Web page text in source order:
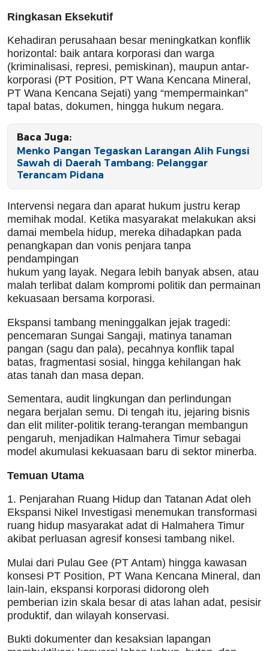
Ringkasan Eksekutif
Kehadiran perusahaan besar meningkatkan konflik
horizontal: baik antara korporasi dan warga
(kriminalisasi, represi, pemiskinan), maupun antar-
korporasi (PT Position, PT Wana Kencana Mineral,
PT Wana Kencana Sejati) yang “mempermainkan”
tapal batas, dokumen, hingga hukum negara.
Baca Juga:
Menko Pangan Tegaskan Larangan Alih Fungsi
Sawah di Daerah Tambang: Pelanggar
Terancam Pidana
Intervensi negara dan aparat hukum justru kerap
memihak modal. Ketika masyarakat melakukan aksi
damai membela hidup, mereka dihadapkan pada
penangkapan dan vonis penjara tanpa
pendampingan
hukum yang layak. Negara lebih banyak absen, atau
malah terlibat dalam kompromi politik dan permainan
kekuasaan bersama korporasi.
Ekspansi tambang meninggalkan jejak tragedi:
pencemaran Sungai Sangaji, matinya tanaman
pangan (sagu dan pala), pecahnya konflik tapal
batas, fragmentasi sosial, hingga kehilangan hak
atas tanah dan masa depan.
Sementara, audit lingkungan dan perlindungan
negara berjalan semu. Di tengah itu, jejaring bisnis
dan elit militer-politik terang-terangan membangun
pengaruh, menjadikan Halmahera Timur sebagai
model akumulasi kekuasaan baru di sektor minerba.
Temuan Utama
1. Penjarahan Ruang Hidup dan Tatanan Adat oleh
Ekspansi Nikel Investigasi menemukan transformasi
ruang hidup masyarakat adat di Halmahera Timur
akibat perluasan agresif konsesi tambang nikel.
Mulai dari Pulau Gee (PT Antam) hingga kawasan
konsesi PT Position, PT Wana Kencana Mineral, dan
lain-lain, ekspansi korporasi didorong oleh
pemberian izin skala besar di atas lahan adat, pesisir
produktif, dan wilayah konservasi.
Bukti dokumenter dan kesaksian lapangan